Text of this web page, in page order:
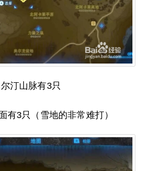
汀山脉有3只
有3只（雪地的非常难打）